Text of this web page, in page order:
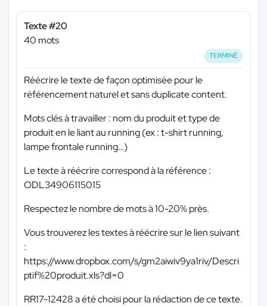
Texte #20
40 mots
TERMINÉ
Réécrire le texte de façon optimisée pour le
référencement naturel et sans duplicate content.
Mots clés à travailler : nom du produit et type de
produit en le liant au running (ex : t-shirt running,
lampe frontale running…)
Le texte à réécrire correspond à la référence :
ODL34906115015
Respectez le nombre de mots à 10-20% près.
Vous trouverez les textes à réécrire sur le lien suivant
:
https://www.dropbox.com/s/gm2aiwiv9ya1riv/Descri
ptif%20produit.xls?dl=0
RR17-12428 a été choisi pour la rédaction de ce texte.